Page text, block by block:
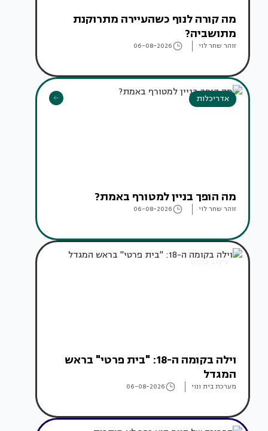
מה קורה לנוף כשהעיירה מתרוקנת
מתושביה?
זוהר שחר לוי 06-08-2026
אדריכלות
מה הופך בניין למטורף באמת?
זוהר שחר לוי 06-08-2026
עיצוב בתים
וילה בקומה ה-18: "בית פרטי" בראש
המגדל
מערכת בית ונוי 06-08-2026